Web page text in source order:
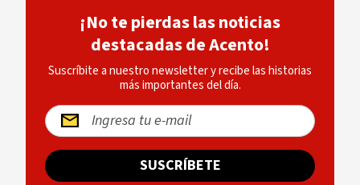
¡No te pierdas las noticias
destacadas de Acento!
Suscríbite a nuestro newsletter y recibe las historias
más importantes del día.
SUSCRÍBETE